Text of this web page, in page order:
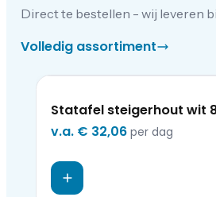
Direct te bestellen - wij leveren
Volledig assortiment
Statafel steigerhout wit
v.a. € 32,06 per dag